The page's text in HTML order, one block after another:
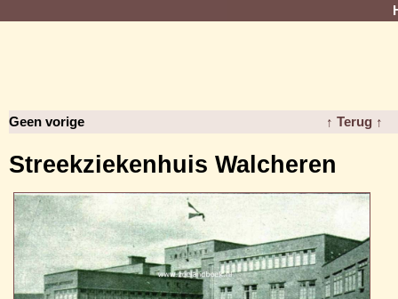
Geen vorige ↑ Terug ↑
Streekziekenhuis Walcheren